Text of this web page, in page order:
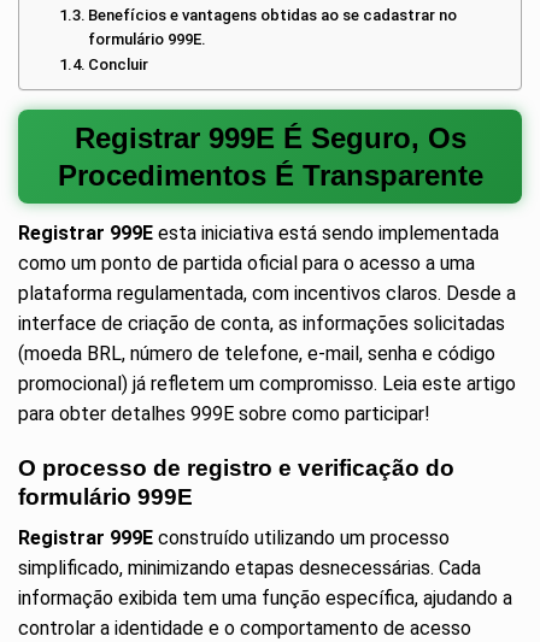
Benefícios e vantagens obtidas ao se cadastrar no
formulário 999E.
Concluir
Registrar 999E É Seguro, Os
Procedimentos É Transparente
Registrar 999E esta iniciativa está sendo implementada
como um ponto de partida oficial para o acesso a uma
plataforma regulamentada, com incentivos claros. Desde a
interface de criação de conta, as informações solicitadas
(moeda BRL, número de telefone, e-mail, senha e código
promocional) já refletem um compromisso. Leia este artigo
para obter detalhes 999E sobre como participar!
O processo de registro e verificação do
formulário 999E
Registrar 999E construído utilizando um processo
simplificado, minimizando etapas desnecessárias. Cada
informação exibida tem uma função específica, ajudando a
controlar a identidade e o comportamento de acesso